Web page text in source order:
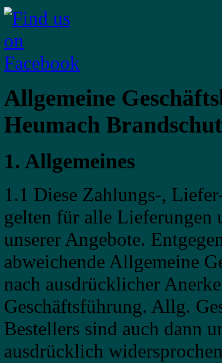
Allgemeine
Heumach
1. Allgemeines
1.1 Diese Zahlungs-,
gelten für alle Lieferungen
unserer Angebote.
abweichende Allgemeine
nach ausdrücklicher
Geschäftsführung. Allg.
Bestellers sind auch dann
ausdrücklich